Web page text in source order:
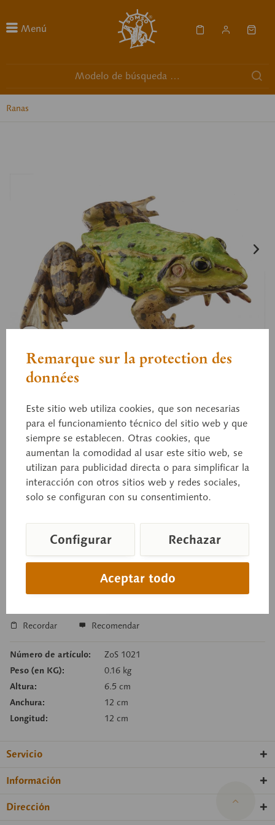
Menú
Ranas
ZoS 1021
Rana verde centroeuropea
macho - con franja central, Pelophylax lessonae. De
tamaño natural, de SOMSO-PLAST®.
Precio a consultar
Tiempo de entrega a petición
Cesta de consulta
Recordar Recomendar
Número de artículo:
ZoS 1021
Peso (en KG):
0.16 kg
Altura:
6.5 cm
Anchura:
12 cm
Longitud:
12 cm
Servicio
Información
Dirección
Remarque sur la protection des
données
Este sitio web utiliza cookies, que son necesarias
para el funcionamiento técnico del sitio web y que
siempre se establecen. Otras cookies, que
aumentan la comodidad al usar este sitio web, se
utilizan para publicidad directa o para simplificar la
interacción con otros sitios web y redes sociales,
solo se configuran con su consentimiento.
Aceptar todo
Configurar Rechazar